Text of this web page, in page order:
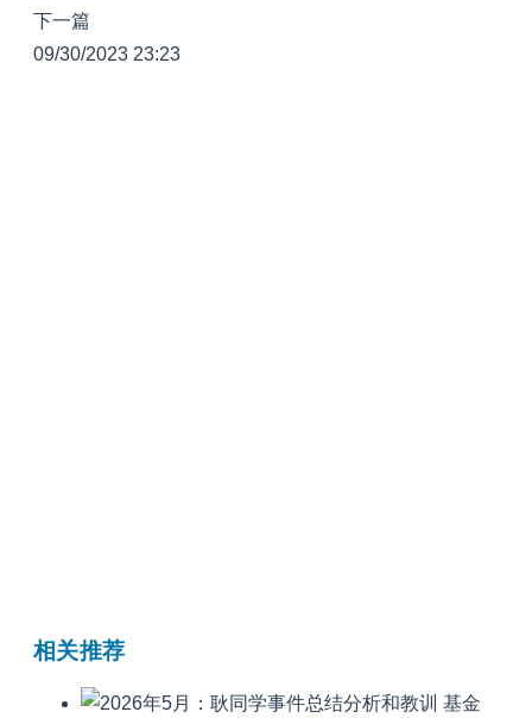
下一篇
09/30/2023 23:23
相关推荐
基金